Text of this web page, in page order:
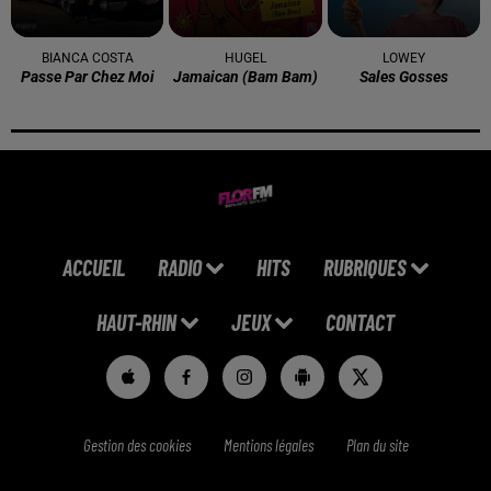
BIANCA COSTA
Passe Par Chez Moi
HUGEL
Jamaican (bam Bam)
LOWEY
Sales Gosses
ACCUEIL RADIO HITS RUBRIQUES
HAUT-RHIN JEUX CONTACT
Gestion des cookies Mentions légales Plan du site